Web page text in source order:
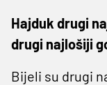
Hajduk drugi
drugi najlošiji
Bijeli su drugi